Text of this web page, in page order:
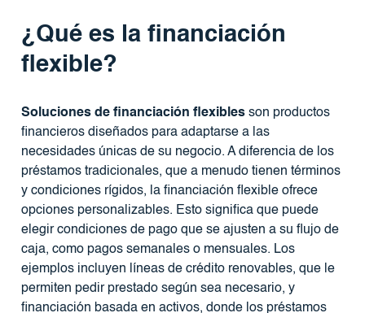
¿Qué es la financiación
flexible?
Soluciones de financiación flexiblesson productos
financieros diseñados para adaptarse a las
necesidades únicas de su negocio. A diferencia de los
préstamos tradicionales, que a menudo tienen términos
y condiciones rígidos, la financiación flexible ofrece
opciones personalizables. Esto significa que puede
elegir condiciones de pago que se ajusten a su flujo de
caja, como pagos semanales o mensuales. Los
ejemplos incluyen líneas de crédito renovables, que le
permiten pedir prestado según sea necesario, y
financiación basada en activos, donde los préstamos